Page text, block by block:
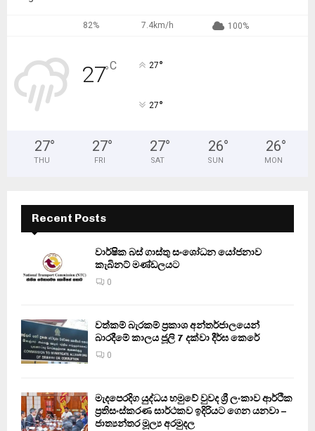
82% 7.4km/h 100%
27°C 27°
27°
27°
THU
27°
FRI
27°
SAT
26°
SUN
26°
MON
Recent Posts
වාර්ෂික බස් ගාස්තු සංශෝධන යෝජනාව
කැබිනට් මණ්ඩලයට
0
වත්කම් බැරකම් ප්‍රකාශ අන්තර්ජාලයෙන්
බාරදීමේ කාලය ජූලි 7 දක්වා දීර්ඝ කෙරේ
0
මැදපෙරදිග යුද්ධය හමුවේ වුවද ශ්‍රී ලංකාව ආර්ථික
ප්‍රතිසංස්කරණ සාර්ථකව ඉදිරියට ගෙන යනවා –
ජාත්‍යන්තර මූල්‍ය අරමුදල